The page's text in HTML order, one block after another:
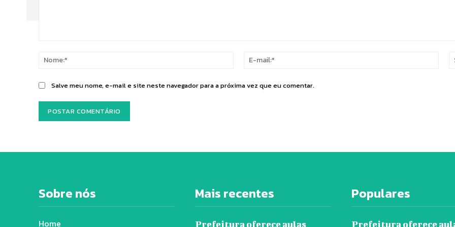
Nome:*
Salve meu nome, e-mail e site neste navegador para a próxima vez que eu comentar.
Sobre nós
Home
Mais recentes
Prefeitura oferece aulas
Populares
Prefeitura oferece